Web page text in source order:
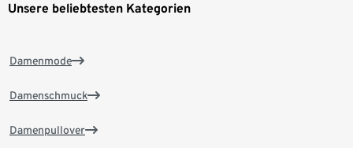
Unsere beliebtesten Kategorien
Damenmode
Damenschmuck
Damenpullover